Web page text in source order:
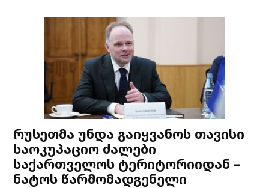
რუსეთმა უნდა გაიყვანოს თავისი
საოკუპაციო ძალები
საქართველოს ტერიტორიიდან –
ნატოს წარმომადგენელი